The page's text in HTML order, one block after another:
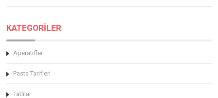
KATEGORİLER
Aperatifler
Pasta Tarifleri
Tatlılar